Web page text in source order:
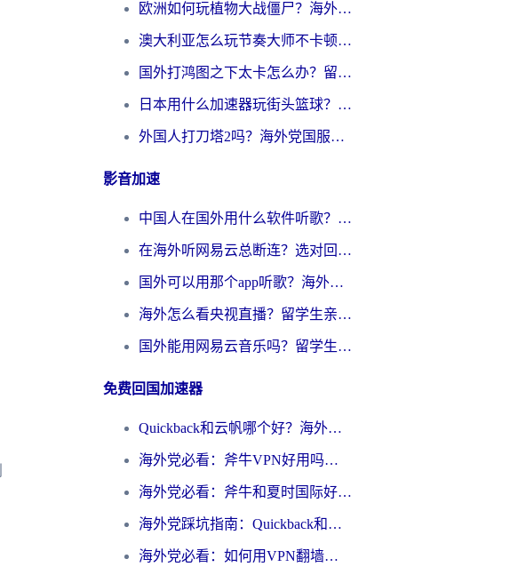
欧洲如何玩植物大战僵尸？海外党国服游戏加速避坑指南（附实测对比）
澳大利亚怎么玩节奏大师不卡顿？海外党国服游戏加速终极指南
国外打鸿图之下太卡怎么办？留学生亲测有效的国服游戏加速方案
日本用什么加速器玩街头篮球？海外党国服游戏不卡顿的终极攻略
外国人打刀塔2吗？海外党国服游戏加速避坑全攻略
影音加速
中国人在国外用什么软件听歌？别再被地域限制卡脖子，这篇教你轻松解锁国内音乐库
在海外听网易云总断连？选对回国加速器，告别地区限制和卡顿
国外可以用那个app听歌？海外党亲测有效的回国加速方案，轻松听国内音乐听书
海外怎么看央视直播？留学生亲测：3步解决版权限制+追剧自由
国外能用网易云音乐吗？留学生亲测：3步解决海外听歌难题
免费回国加速器
Quickback和云帆哪个好？海外党2026亲测指南：选对加速器大陆工具，无缝刷国内剧玩国服
海外党必看：斧牛VPN好用吗？和GoLinkVPN对比哪个回国效果更好？
海外党必看：斧牛和夏时国际好用吗？3步选对回国加速器，无缝刷国内资源
海外党踩坑指南：Quickback和归雁好用吗？选对加速器才能无缝刷国内资源
海外党必看：如何用VPN翻墙到大陆PTT？一篇解决你所有回国加速痛点